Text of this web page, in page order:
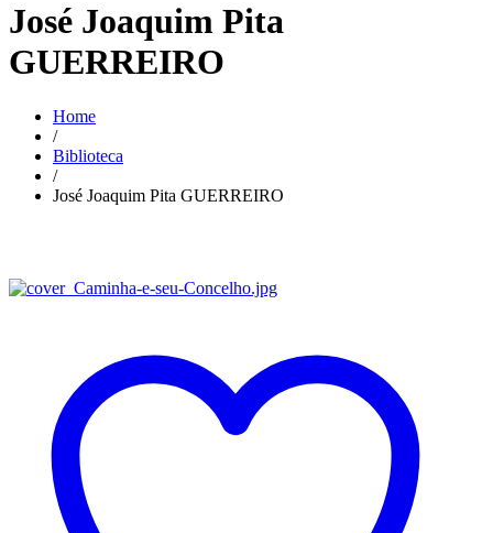
José Joaquim Pita
GUERREIRO
Home
/
Biblioteca
/
José Joaquim Pita GUERREIRO